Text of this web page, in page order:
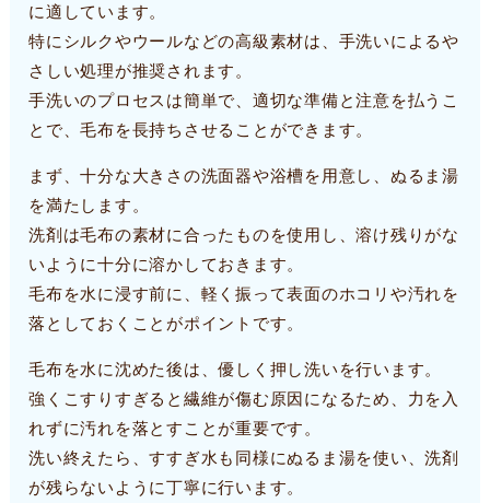
に適しています。
特にシルクやウールなどの高級素材は、手洗いによるや
さしい処理が推奨されます。
手洗いのプロセスは簡単で、適切な準備と注意を払うこ
とで、毛布を長持ちさせることができます。
まず、十分な大きさの洗面器や浴槽を用意し、ぬるま湯
を満たします。
洗剤は毛布の素材に合ったものを使用し、溶け残りがな
いように十分に溶かしておきます。
毛布を水に浸す前に、軽く振って表面のホコリや汚れを
落としておくことがポイントです。
毛布を水に沈めた後は、優しく押し洗いを行います。
強くこすりすぎると繊維が傷む原因になるため、力を入
れずに汚れを落とすことが重要です。
洗い終えたら、すすぎ水も同様にぬるま湯を使い、洗剤
が残らないように丁寧に行います。